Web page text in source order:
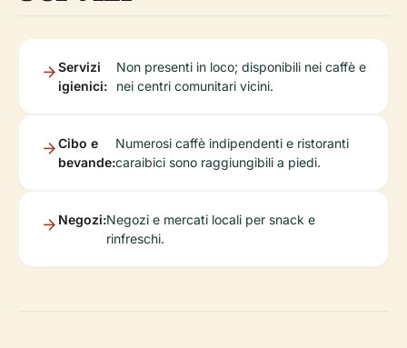
Servizi
igienici:
Non presenti in loco; disponibili nei caffè e
nei centri comunitari vicini.
Cibo e
bevande:
Numerosi caffè indipendenti e ristoranti
caraibici sono raggiungibili a piedi.
Negozi:Negozi e mercati locali per snack e
rinfreschi.